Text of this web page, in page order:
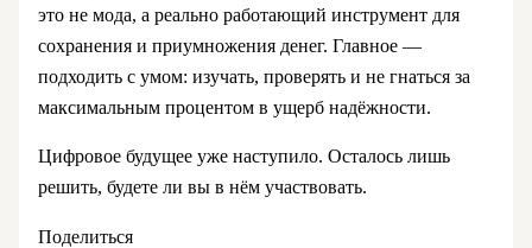
это не мода, а реально работающий инструмент для
сохранения и приумножения денег. Главное —
подходить с умом: изучать, проверять и не гнаться за
максимальным процентом в ущерб надёжности.
Цифровое будущее уже наступило. Осталось лишь
решить, будете ли вы в нём участвовать.
Поделиться